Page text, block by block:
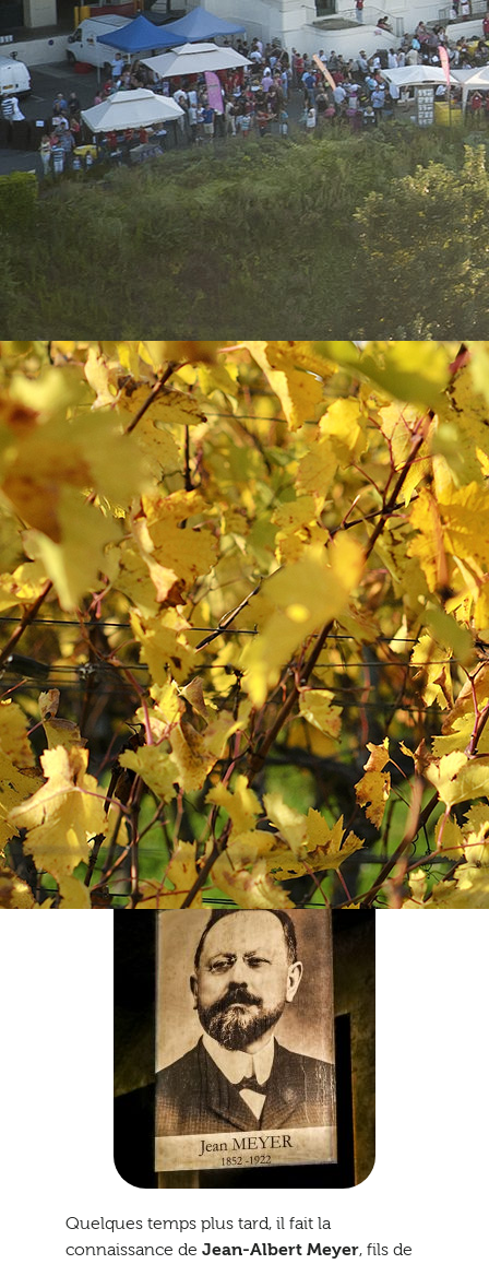
C’est en 1864 qu’ Alfred Gratien installe ses
caves à flanc du coteau Saumurois, dans
d’anciennes galeries de tuffeau.
A l’origine site d’extraction, ces carrières de
pierres creusées dès le XIIe siècle par les
perreyeurs, ont servi à bâtir les différents
monuments de la région (château de
Saumur en tête).
Les carrières sont abandonnées depuis
plusieurs années lorsqu’Alfred Gratien
rachète le domaine et devient propriétaire de
20 ha de vignes et 5 km de galeries. Il peut
alors pleinement se lancer dans la
production de vins de fines bulles à Saumur,
mais aussi de champagne suite à la fondation
d’une seconde maison à Épernay la même
année.
UNE RENCONTRE
Quelques temps plus tard, il fait la
connaissance de Jean-Albert Meyer, fils de